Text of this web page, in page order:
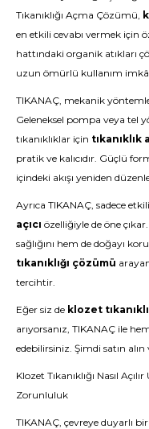
Tıkanıklığı Açma Çözümü,
en etkili cevabı vermek için
hattındaki organik atıkları
uzun ömürlü kullanım
TIKANAÇ, mekanik
Geleneksel pompa veya tel
tıkanıklıklar için tıkanıklık
pratik ve kalıcıdır. Güçlü
içindeki akışı yeniden
Ayrıca TIKANAÇ, sadece
açıcı özelliğiyle de öne
sağlığını hem de doğayı
tıkanıklığı çözümü
tercihtir.
Eğer siz de klozet
arıyorsanız, TIKANAÇ ile
edebilirsiniz. Şimdi satın alın
Klozet Tıkanıklığı Nasıl
Zorunluluk
TIKANAÇ, çevreye duyarlı bir